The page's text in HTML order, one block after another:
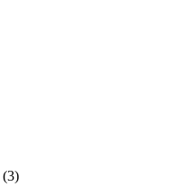
(3)